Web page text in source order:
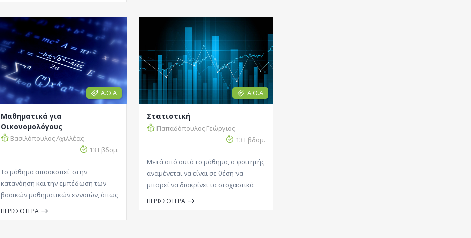
Α.Ο.Α
Μαθηματικά για
Οικονομολόγους
Βασιλόπουλος Αχιλλέας
13 Εβδομ.
Το μάθημα αποσκοπεί στην
κατανόηση και την εμπέδωση των
βασικών μαθηματικών εννοιών, όπως
τµήµα και πρέπει να τα γνωρίζουν οι
ΠΕΡΙΣΣΟΤΕΡΑ
Α.Ο.Α
Στατιστική
Παπαδόπουλος Γεώργιος
13 Εβδομ.
Μετά από αυτό το μάθημα, ο φοιτητής
αναμένεται να είναι σε θέση να
μπορεί να διακρίνει τα στοχαστικά
πειράματα.
ΠΕΡΙΣΣΟΤΕΡΑ